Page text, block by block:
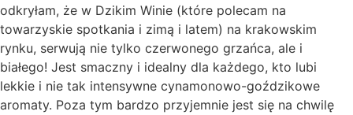
odkryłam, że w Dzikim Winie (które polecam na
towarzyskie spotkania i zimą i latem) na krakowskim
rynku, serwują nie tylko czerwonego grzańca, ale i
białego! Jest smaczny i idealny dla każdego, kto lubi
lekkie i nie tak intensywne cynamonowo-goździkowe
aromaty. Poza tym bardzo przyjemnie jest się na chwilę